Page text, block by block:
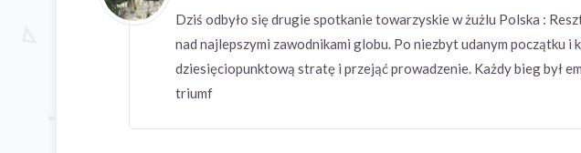
Dziś odbyło się drugie spotkanie towarzyskie w żużlu Polska :
nad najlepszymi zawodnikami globu. Po niezbyt udanym początku
dziesięciopunktową stratę i przejąć prowadzenie. Każdy bieg był
triumf